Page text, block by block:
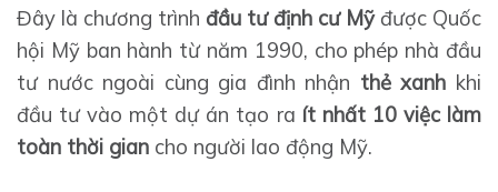
Đây là chương trình đầu tư định cư Mỹđược Quốc
hội Mỹ ban hành từ năm 1990, cho phép nhà đầu
tư nước ngoài cùng gia đình nhận thẻ xanh khi
đầu tư vào một dự án tạo ra ít nhất 10 việc làm
toàn thời gian cho người lao động Mỹ.